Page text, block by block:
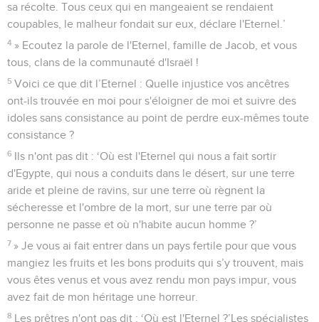
sa récolte. Tous ceux qui en mangeaient se rendaient
coupables, le malheur fondait sur eux, déclare l'Eternel.’
4 » Ecoutez la parole de l'Eternel, famille de Jacob, et vous
tous, clans de la communauté d'Israël !
5 Voici ce que dit l’Eternel : Quelle injustice vos ancêtres
ont-ils trouvée en moi pour s'éloigner de moi et suivre des
idoles sans consistance au point de perdre eux-mêmes toute
consistance ?
6 Ils n'ont pas dit : ‘Où est l'Eternel qui nous a fait sortir
d'Egypte, qui nous a conduits dans le désert, sur une terre
aride et pleine de ravins, sur une terre où règnent la
sécheresse et l'ombre de la mort, sur une terre par où
personne ne passe et où n'habite aucun homme ?’
7 » Je vous ai fait entrer dans un pays fertile pour que vous
mangiez les fruits et les bons produits qui s’y trouvent, mais
vous êtes venus et vous avez rendu mon pays impur, vous
avez fait de mon héritage une horreur.
8 Les prêtres n'ont pas dit : ‘Où est l'Eternel ?’Les spécialistes